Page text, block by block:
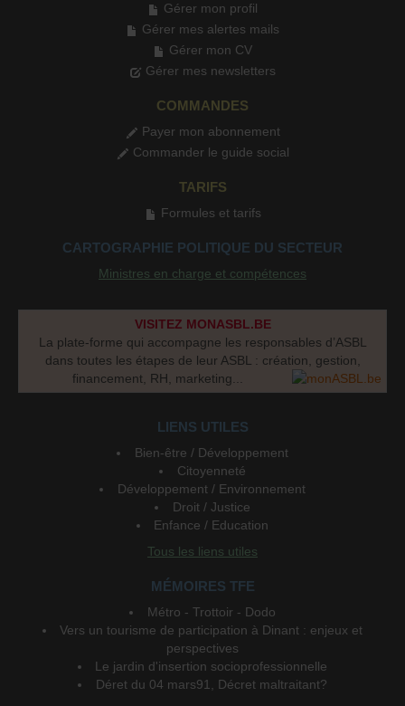
Gérer mon profil
Gérer mes alertes mails
Gérer mon CV
Gérer mes newsletters
COMMANDES
Payer mon abonnement
Commander le guide social
TARIFS
Formules et tarifs
CARTOGRAPHIE POLITIQUE DU SECTEUR
Ministres en charge et compétences
VISITEZ MONASBL.BE
La plate-forme qui accompagne les responsables d’ASBL
dans toutes les étapes de leur ASBL : création, gestion,
financement, RH, marketing...
LIENS UTILES
Bien-être / Développement
Citoyenneté
Développement / Environnement
Droit / Justice
Enfance / Education
Tous les liens utiles
MÉMOIRES TFE
Métro - Trottoir - Dodo
Vers un tourisme de participation à Dinant : enjeux et
perspectives
Le jardin d'insertion socioprofessionnelle
Déret du 04 mars91, Décret maltraitant?